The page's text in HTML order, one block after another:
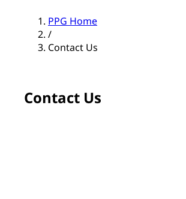
PPG Home
/
Contact Us
Contact Us